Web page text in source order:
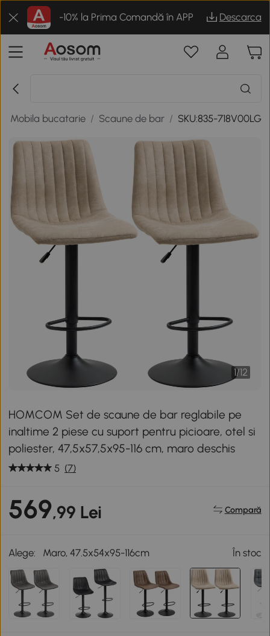
-10% la Prima Comandă în APP Descarca
Mobila bucatarie / Scaune de bar / SKU:835-718V00LG
1/12
HOMCOM Set de scaune de bar reglabile pe
inaltime 2 piese cu suport pentru picioare, otel si
poliester, 47,5x57,5x95-116 cm, maro deschis
5 (7)
569,99 Lei Compară
Alege: Maro, 47.5x54x95-116cm În stoc